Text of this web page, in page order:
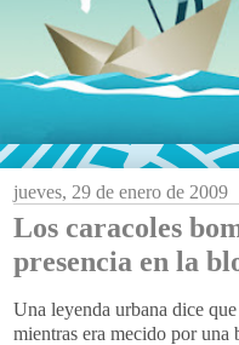
jueves, 29 de enero de 2009
Los caracoles
presencia en la
Una leyenda urbana dice
mientras era mecido por una